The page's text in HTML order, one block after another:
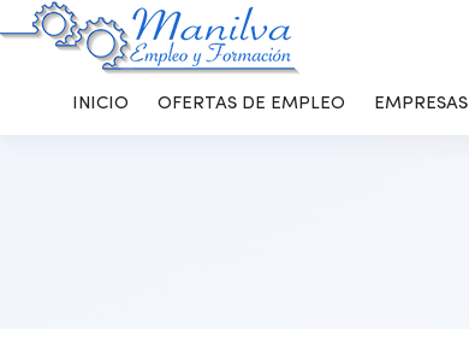
INICIO OFERTAS DE EMPLEO EMPRESAS